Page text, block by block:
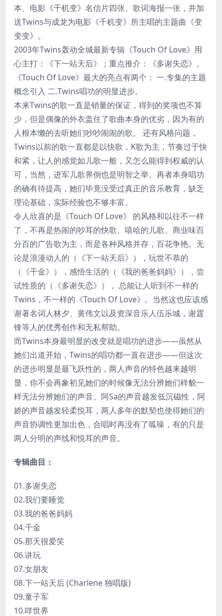
本、电影《千机变》名信片四张、歌词海报一张，并加
送Twins与成龙为电影《千机变》所主唱的主题曲《变
变变》。
2003年Twins轰动全城最新专辑《Touch Of Love》用
心主打：《下一站天后》；重点推介：《多谢失恋》。
《Touch Of Love》最大的亮点有两个： 一.专集的主题
概念引入 二.Twins唱功的明显进步。
本来Twins的歌一直是销量的保证，得到的奖项也不算
少，但是偶像的外衣盖住了歌曲本身的优劣，因为有的
人根本懒的去听她们吵吵闹闹的歌。 还有风格问题，
Twins以前的歌一直都是以快歌，K歌为主，节奏过于快
和紧，让人的感觉如儿歌一般，又怎么能得到权威的认
可，当然，进军儿歌界倒也是明智之举。再者本身唱功
的确有待提高，她们毕竟没受过真正的音乐教育，缺乏
理论基础，实际经验也不够丰富。
令人欣喜的是《Touch Of Love》 的风格和以往不一样
了，不再是热闹的吵耳的快歌、嘻哈的儿歌、商业味百
分百的广告歌为主，而是各种风格并存，百花争艳。无
论是浪漫动人的（《下一站天后》），玩世不恭的
（《千金》），感悟生活的（《我的爸爸妈妈》），尝
试性质的（《多谢失恋》）， 总能让人听到不一样的
Twins，不一样的《Touch Of Love》。当然这也应该感
谢著名词人林夕、黄伟文以及资深音乐人伍乐城，谢霆
锋等人的优秀创作和无私帮助。
而Twins本身最明显的改变就是唱功的进步——虽然从
她们出道开始，Twins的唱功都一直在进步——但这次
的进步明显是最飞跃性的，两人声音的特色越来越明
显，你不会再象初见她们的时候像无法分辨她们样貌一
样无法分辨她们的声音。阿Sa的声音越发低沉磁性，阿
娇的声音越发轻柔悦耳，两人多年的默契也使得她们的
声音协调性更加出色，合唱时再没有了呱噪，有的只是
两人分明的声线和悦耳的声音。
专辑曲目：
01.多谢失恋
02.我们要睡觉
03.我的爸爸妈妈
04.千金
05.那天很爱笑
06.讲玩
07.女朋友
08.下一站天后 (Charlene 独唱版)
09.童子军
10.咩世界